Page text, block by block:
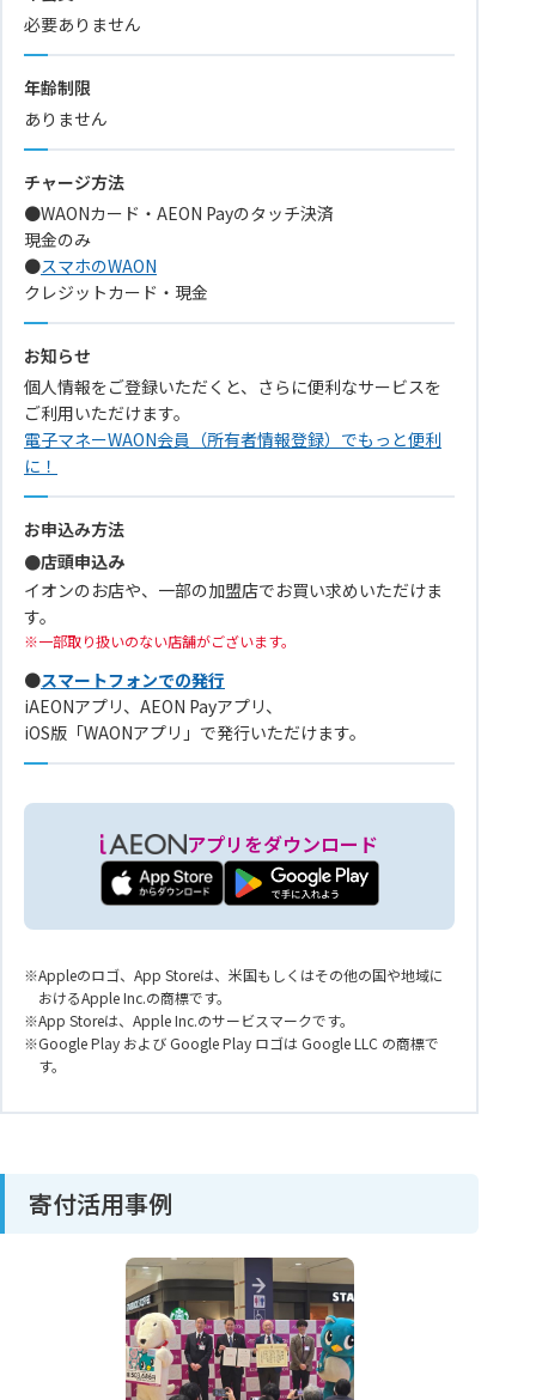
必要ありません
年齢制限
ありません
チャージ方法
●WAONカード・AEON Payのタッチ決済
現金のみ
●スマホのWAON
クレジットカード・現金
お知らせ
個人情報をご登録いただくと、さらに便利なサービスを
ご利用いただけます。
電子マネーWAON会員（所有者情報登録）でもっと便利
に！
お申込み方法
●店頭申込み
イオンのお店や、一部の加盟店でお買い求めいただけま
す。
一部取り扱いのない店舗がございます。
●スマートフォンでの発行
iAEONアプリ、AEON Payアプリ、
iOS版「WAONアプリ」で発行いただけます。
アプリをダウンロード
Appleのロゴ、App Storeは、米国もしくはその他の国や地域に
おけるApple Inc.の商標です。
App Storeは、Apple Inc.のサービスマークです。
Google Play および Google Play ロゴは Google LLC の商標で
す。
寄付活用事例